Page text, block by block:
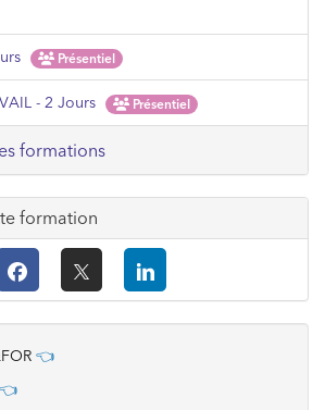
Présentiel
- 2 Jours Présentiel
formations
formation
👈
👈